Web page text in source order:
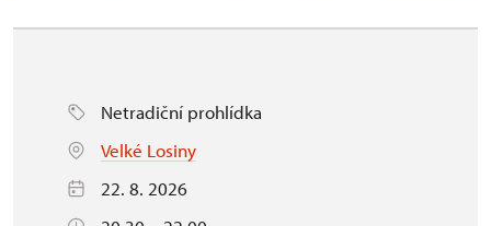
Netradiční prohlídka
Velké Losiny
22. 8. 2026